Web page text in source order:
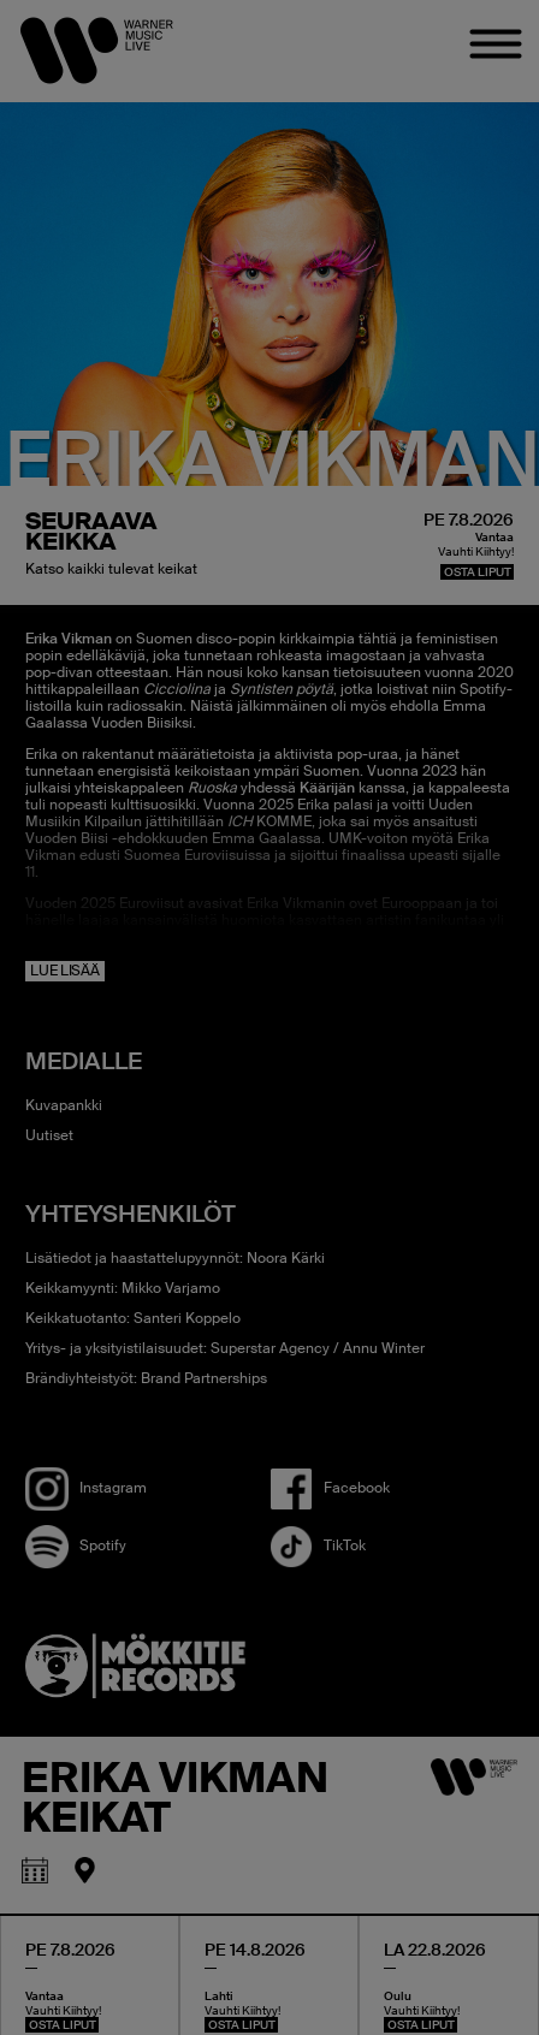
ERIKA
SEURAAVA
KEIKKA
Katso kaikki tulevat keikat
PE 7.8.2026
Vantaa
Vauhti Kiihtyy!
OSTA LIPUT
ErikaVikmanon Suomen disco-popin kirkkaimpia tähtiä ja feministisen
popin edelläkävijä, joka tunnetaan rohkeasta imagostaan ja vahvasta
pop-divan otteestaan. Hän nousi koko kansan tietoisuuteen vuonna 2020
hittikappaleillaan Cicciolina ja Syntisten pöytä, jotka loistivat niin Spotify-
listoilla kuin radiossakin. Näistä jälkimmäinen oli myös ehdolla Emma
Gaalassa Vuoden Biisiksi.
Erika on rakentanut määrätietoista ja aktiivista pop-uraa, ja hänet
tunnetaan energisistä keikoistaan ympäri Suomen. Vuonna 2023 hän
julkaisi yhteiskappaleen Ruoskayhdessä Käärijän kanssa, ja kappaleesta
tuli nopeasti kulttisuosikki. Vuonna 2025 Erika palasi ja voitti Uuden
Musiikin Kilpailun jättihitillään ICHKOMME, joka sai myös ansaitusti
Vuoden Biisi -ehdokkuuden Emma Gaalassa. UMK-voiton myötä Erika
Vikman edusti Suomea Euroviisuissa ja sijoittui finaalissa upeasti sijalle
11.
Vuoden 2025 Euroviisut avasivat Erika Vikmanin ovet Eurooppaan ja toi
seurasi queer-yhteisölle kunnianosoituksena tehty kappale
Steve.
Euroviisu-menestyksen myötä Vikman on kiertänyt Euroopassa omilla
keikoillaan muun muassa Ruotsin QX-Gaalassa, Amsterdamissa sekä
tähänastisen uransa suurimmalle Euroopan kiertueelle. ICH KOMME
Euroopan.
LUE LISÄÄ
MEDIALLE
Kuvapankki
Uutiset
YHTEYSHENKILÖT
Lisätiedot ja haastattelupyynnöt: Noora Kärki
Keikkamyynti: Mikko Varjamo
Keikkatuotanto: Santeri Koppelo
Yritys- ja yksityistilaisuudet: Superstar Agency / Annu Winter
Brändiyhteistyöt: Brand Partnerships
Instagram Facebook
Spotify TikTok
ERIKA VIKMAN
KEIKAT
PE 7.8.2026
Vantaa
Vauhti Kiihtyy!
OSTA LIPUT
PE 14.8.2026
Lahti
Vauhti Kiihtyy!
OSTA LIPUT
LA 22.8.2026
Oulu
Vauhti Kiihtyy!
OSTA LIPUT